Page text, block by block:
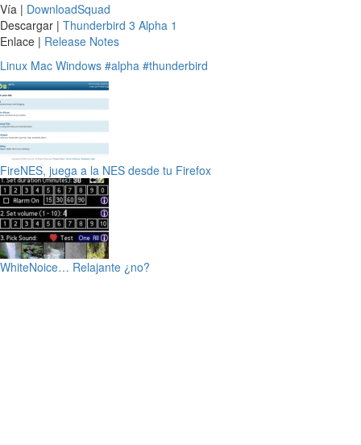
Vía | DownloadSquad
Descargar | Thunderbird 3 Alpha 1
Enlace | Release Notes
Linux Mac Windows #alpha #thunderbird
FireNES, juega a la NES desde tu Firefox
WhiteNoice… Relajante ¿no?